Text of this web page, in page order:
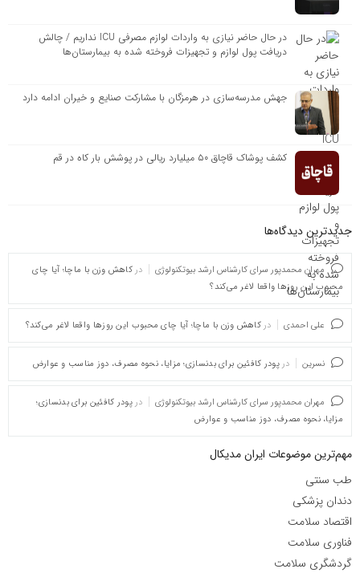
در حال حاضر نیازی به واردات لوازم مصرفی ICU نداریم / چالش
دریافت پول لوازم و تجهیزات فروخته شده به بیمارستان‌ها
جهش مدرسه‌سازی در هرمزگان با مشارکت صنایع و خیران ادامه دارد
کشف پوشاک قاچاق ۵۰ میلیارد ریالی در پوشش بار کاه در قم
جدیدترین دیدگاه‌‌ها
مهران محمدپور سرای کارشناس ارشد بیوتکنولوژی در کاهش وزن با ماچا؛ آیا چای
محبوب این روزها واقعا لاغر می‌کند؟
علی احمدی در کاهش وزن با ماچا؛ آیا چای محبوب این روزها واقعا لاغر می‌کند؟
نسرین در پودر کافئین برای بدنسازی؛ مزایا، نحوه مصرف، دوز مناسب و عوارض
مهران محمدپور سرای کارشناس ارشد بیوتکنولوژی در پودر کافئین برای بدنسازی؛
مزایا، نحوه مصرف، دوز مناسب و عوارض
مهم‌ترین موضوعات ایران مدیکال
طب سنتی
دندان پزشکی
اقتصاد سلامت
فناوری سلامت
گردشگری سلامت